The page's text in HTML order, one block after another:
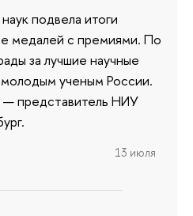
подвела итоги
медалей с премиями. По
за лучшие научные
ученым России.
— представитель НИУ
13 июля